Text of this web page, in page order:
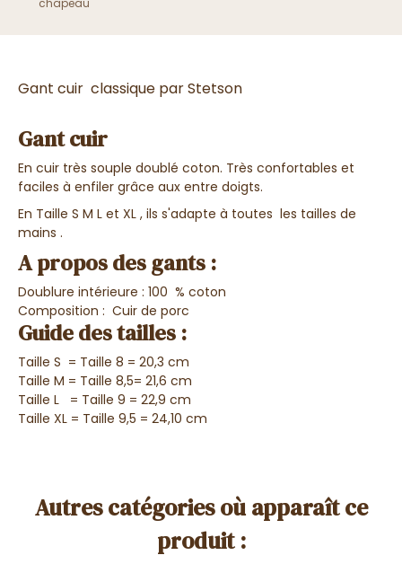
chapeau
Gant cuir classique par Stetson
Gant cuir
En cuir très souple doublé coton. Très confortables et
faciles à enfiler grâce aux entre doigts.
En Taille S M L et XL , ils s'adapte à toutes les tailles de
mains .
A propos des gants :
Doublure intérieure : 100 % coton
Composition : Cuir de porc
Guide des tailles :
Taille S = Taille 8 = 20,3 cm
Taille M = Taille 8,5= 21,6 cm
Taille L = Taille 9 = 22,9 cm
Taille XL = Taille 9,5 = 24,10 cm
Autres catégories où apparaît ce
produit :